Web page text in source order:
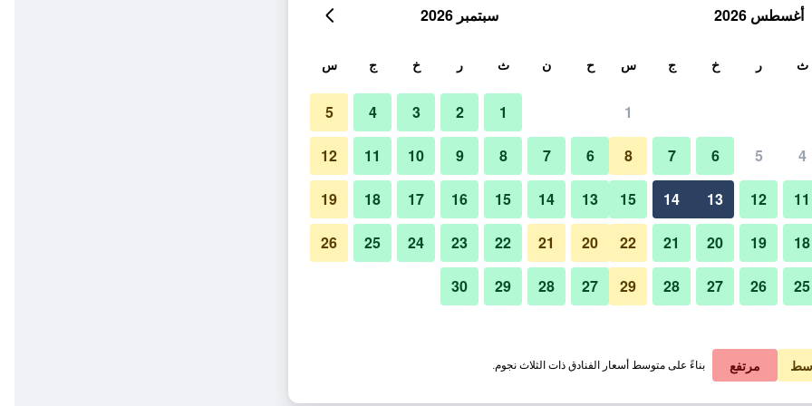
عرض الأسعار
عرض الأسعار
أغسطس 2026
ث ر خ ج س
1
4
5
6
7
8
11
12
13
14
15
18
19
20
21
22
25
26
27
28
29
سبتمبر 2026
ح ن ث ر خ ج س
1
2
3
4
5
6
7
8
9
10
11
12
13
14
15
16
17
18
19
20
21
22
23
24
25
26
27
28
29
30
مرتفع بناءً على متوسط أسعار الفنادق ذات الثلاث نجوم.